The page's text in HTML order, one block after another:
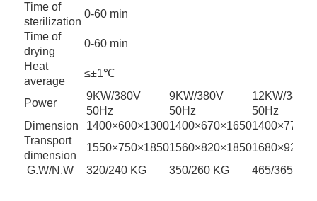
Time of
sterilization
0-60 min
Time of
drying
0-60 min
Heat
average
≤±1℃
Power
9KW/380V
50Hz
9KW/380V
50Hz
12KW/380V
50Hz
Dimension
1400×600×13001400×670×1650
Transport
dimension
1550×750×18501560×820×1850
G.W/N.W
320/240 KG 350/260 KG 465/365 KG